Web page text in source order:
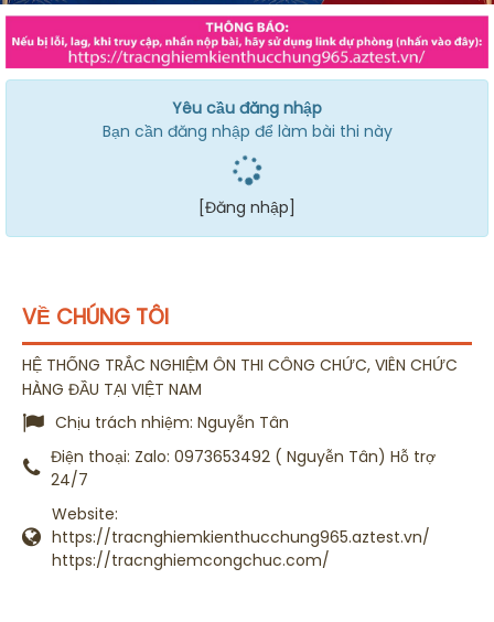
Yêu cầu đăng nhập
Bạn cần đăng nhập để làm bài thi này
[Đăng nhập]
VỀ CHÚNG TÔI
HỆ THỐNG TRẮC NGHIỆM ÔN THI CÔNG CHỨC, VIÊN CHỨC
HÀNG ĐẦU TẠI VIỆT NAM
Chịu trách nhiệm: Nguyễn Tân
Điện thoại: Zalo: 0973653492 ( Nguyễn Tân) Hỗ trợ
24/7
Website:
https://tracnghiemkienthucchung965.aztest.vn/
https://tracnghiemcongchuc.com/